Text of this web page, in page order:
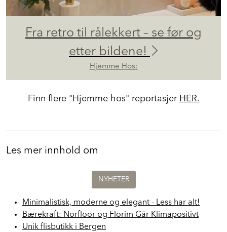
Fra retro til rålekkert – se før og
etter bildene!
Hjemme Hos:
Finn flere "Hjemme hos" reportasjer HER.
Les mer innhold om
NYHETER
Minimalistisk, moderne og elegant - Less har alt!
Bærekraft: Norfloor og Florim Går Klimapositivt
Unik flisbutikk i Bergen